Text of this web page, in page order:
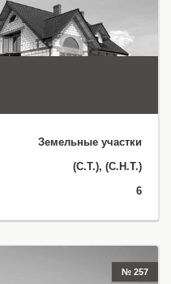
Земельные участки
(С.Т.), (С.Н.Т.)
6
№ 257